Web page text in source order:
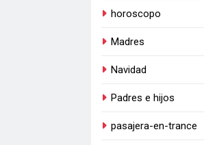
horoscopo
Madres
Navidad
Padres e hijos
pasajera-en-trance